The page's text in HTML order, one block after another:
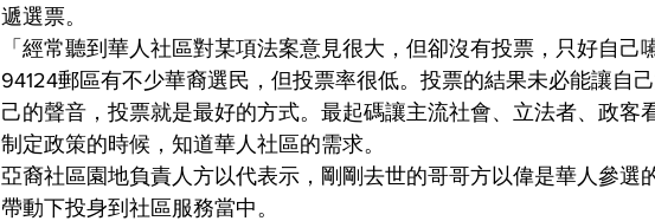
遞選票。
「經常聽到華人社區對某項法案意見很大，但卻沒有投票，只好自己
94124郵區有不少華裔選民，但投票率很低。投票的結果未必能讓自
己的聲音，投票就是最好的方式。最起碼讓主流社會、立法者、政客
制定政策的時候，知道華人社區的需求。
亞裔社區園地負責人方以代表示，剛剛去世的哥哥方以偉是華人參選
帶動下投身到社區服務當中。